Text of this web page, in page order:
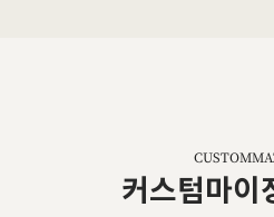
커스텀마이